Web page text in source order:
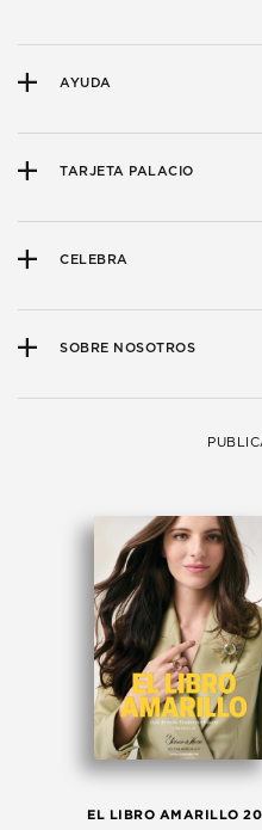
AYUDA
TARJETA PALACIO
CELEBRA
SOBRE NOSOTROS
EL LIBRO AMARILLO